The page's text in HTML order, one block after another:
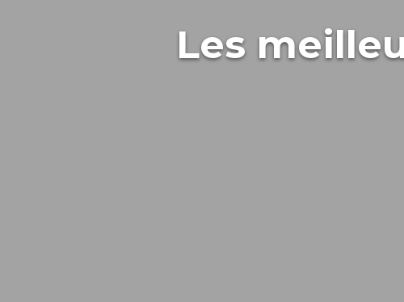
Les